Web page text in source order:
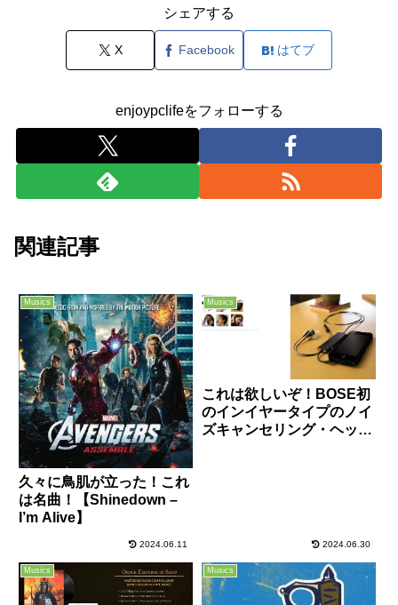
シェアする
X Facebook はてブ
enjoypclifeをフォローする
関連記事
Musics
久々に鳥肌が立った！これ
は名曲！【Shinedown –
I’m Alive】
2024.06.11
Musics
これは欲しいぞ！BOSE初
のインイヤータイプのノイ
ズキャンセリング・ヘッド
2024.06.30
Musics Musics